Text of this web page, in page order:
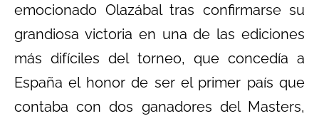
emocionado Olazábal tras confirmarse su
grandiosa victoria en una de las ediciones
más difíciles del torneo, que concedía a
España el honor de ser el primer país que
contaba con dos ganadores del Masters,